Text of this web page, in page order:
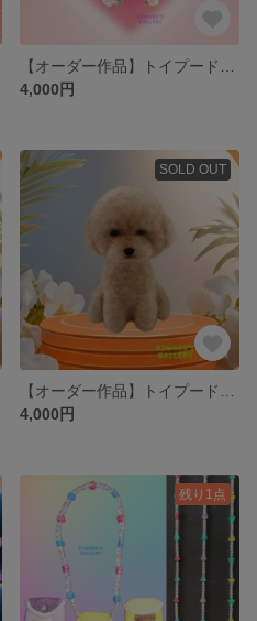
4,000円
SOLD OUT
4,000円
残り1点